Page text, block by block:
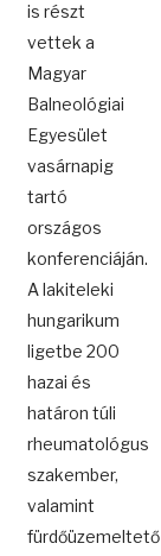
is részt
vettek a
Magyar
Balneológiai
Egyesület
vasárnapig
tartó
országos
konferenciáján.
A lakiteleki
hungarikum
ligetbe 200
hazai és
határon túli
rheumatológus
szakember,
valamint
fürdőüzemeltető